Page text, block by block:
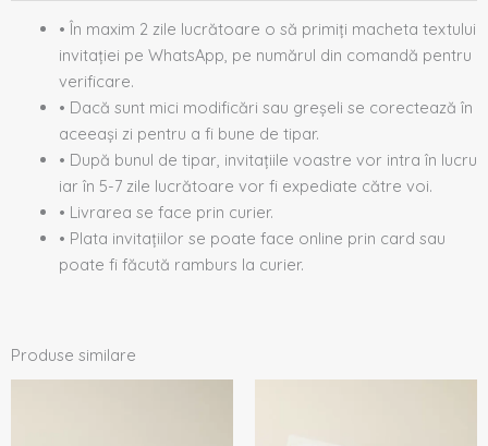
• În maxim 2 zile lucrătoare o să primiți macheta textului
invitației pe WhatsApp, pe numărul din comandă pentru
verificare.
• Dacă sunt mici modificări sau greșeli se corectează în
aceeași zi pentru a fi bune de tipar.
• După bunul de tipar, invitațiile voastre vor intra în lucru
iar în 5-7 zile lucrătoare vor fi expediate către voi.
• Livrarea se face prin curier.
• Plata invitațiilor se poate face online prin card sau
poate fi făcută ramburs la curier.
Produse similare